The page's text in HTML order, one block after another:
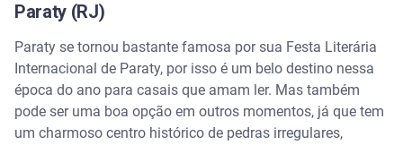
Paraty (RJ)
Paraty se tornou bastante famosa por sua Festa Literária
Internacional de Paraty, por isso é um belo destino nessa
época do ano para casais que amam ler. Mas também
pode ser uma boa opção em outros momentos, já que tem
um charmoso centro histórico de pedras irregulares,